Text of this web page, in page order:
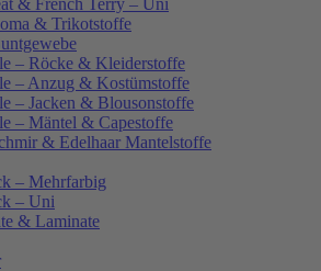
& Trikotstoffe
– Röcke & Kleiderstoffe
– Anzug & Kostümstoffe
– Jacken & Blousonstoffe
– Mäntel & Capestoffe
& Edelhaar Mantelstoffe
– Mehrfarbig
– Uni
& Laminate